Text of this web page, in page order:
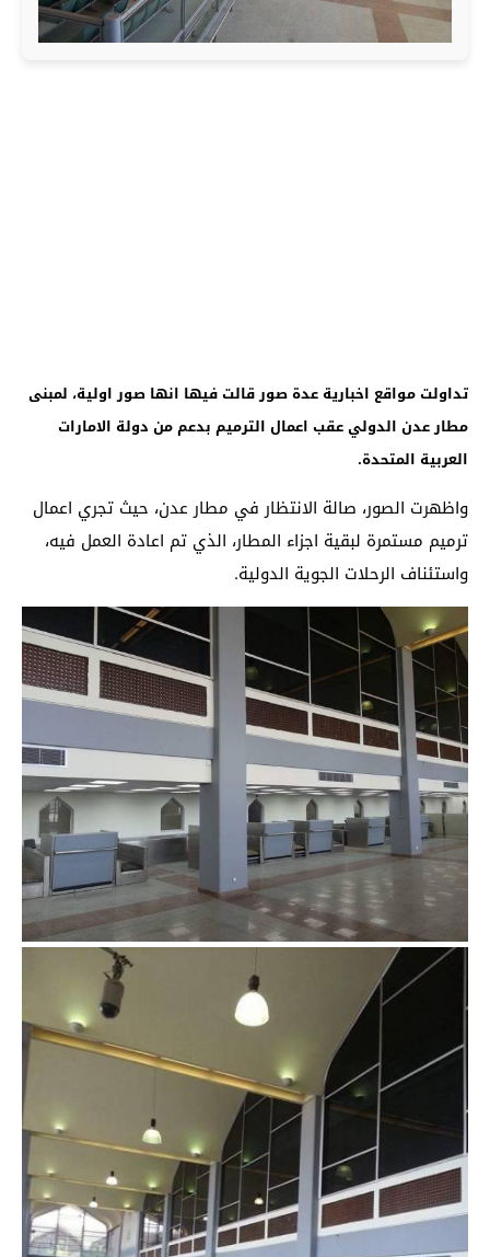
تداولت مواقع اخبارية عدة صور قالت فيها انها صور اولية، لمبنى
مطار عدن الدولي عقب اعمال الترميم بدعم من دولة الامارات
العربية المتحدة.
واظهرت الصور، صالة الانتظار في مطار عدن، حيث تجري اعمال
ترميم مستمرة لبقية اجزاء المطار، الذي تم اعادة العمل فيه،
واستئناف الرحلات الجوية الدولية.